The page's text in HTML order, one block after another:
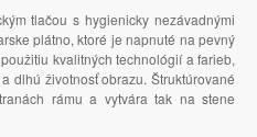
tlačou s hygienicky nezávadnými
plátno, ktoré je napnuté na pevný
kvalitných technológií a farieb,
dlhú životnosť obrazu. Štruktúrované
rámu a vytvára tak na stene